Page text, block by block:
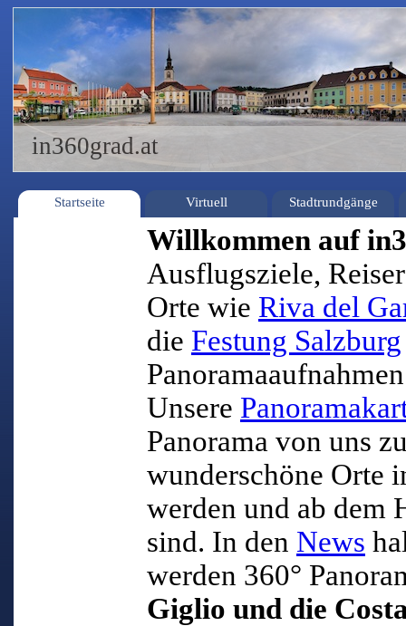
in360grad.at
Startseite Virtuell Stadtrundgänge
Willkommen auf
Ausflugsziele,
Orte wie Riva del
die Festung Salzburg
Unsere
Panorama von uns
wunderschöne Orte
werden und ab dem
sind. In den News
werden 360°
Giglio und die